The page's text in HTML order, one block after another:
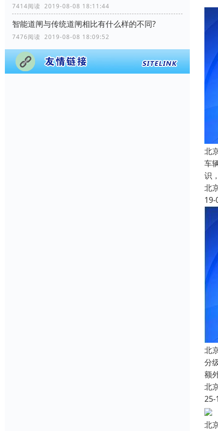
7414阅读 2019-08-08 18:11:44
智能道闸与传统道闸相比有什么样的不同?
7476阅读 2019-08-08 18:09:52
北
车
识
北
19-
北
分
额
北
25-
北